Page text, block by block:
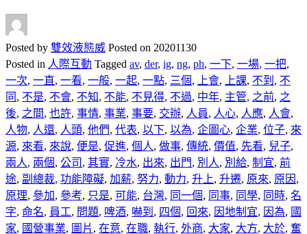
Posted by 雙效液態威 Posted on 20201130
Posted in 人際互動 Tagged av, der, ig, ng, ph, 一下, 一場, 一把,
一次, 一直, 一看, 一般, 一起, 一點, 三個, 上會, 上課, 不到 , 不
同 , 不是, 不會, 不知, 不能, 不見得, 不過, 中年, 主管, 之前, 之
後, 之間, 也許, 事情, 事業, 事要, 交辦, 人員, 人心, 人應, 人會,
人物, 人還, 人頭, 他們, 代表, 以下, 以為, 企圖心, 企業, 位子, 來
源, 來看, 來說, 便是, 促進, 個人, 做事, 傳統, 價值, 先看, 兒子,
兩人, 兩個, 公司 , 其實, 冷水, 出來, 出門, 別人, 別給, 制宜, 前
途, 副總裁, 功能障礙, 加薪, 努力, 動力, 升上, 升遷, 原來, 原因 ,
原理, 參加, 參考, 只是, 可能, 台灣, 同一個, 同事, 同學, 同時, 名
字, 命名, 員工, 問題, 啤酒, 嚇到 , 四個, 回來, 因地制宜, 因為, 國
家, 國營事業, 圖片 , 在意, 在職, 執行, 外商, 大家, 大方, 大於, 奮